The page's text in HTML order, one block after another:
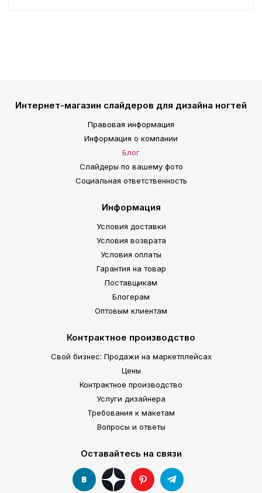
Интернет-магазин слайдеров для дизайна ногтей
Правовая информация
Информация о компании
Блог
Слайдеры по вашему фото
Социальная ответственность
Информация
Условия доставки
Условия возврата
Условия оплаты
Гарантия на товар
Поставщикам
Блогерам
Оптовым клиентам
Контрактное производство
Свой бизнес: Продажи на маркетплейсах
Цены
Контрактное производство
Услуги дизайнера
Требования к макетам
Вопросы и ответы
Оставайтесь на связи